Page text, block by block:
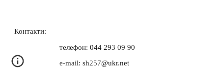
Контакти:
телефон: 044 293 09 90
e-mail: sh257@ukr.net